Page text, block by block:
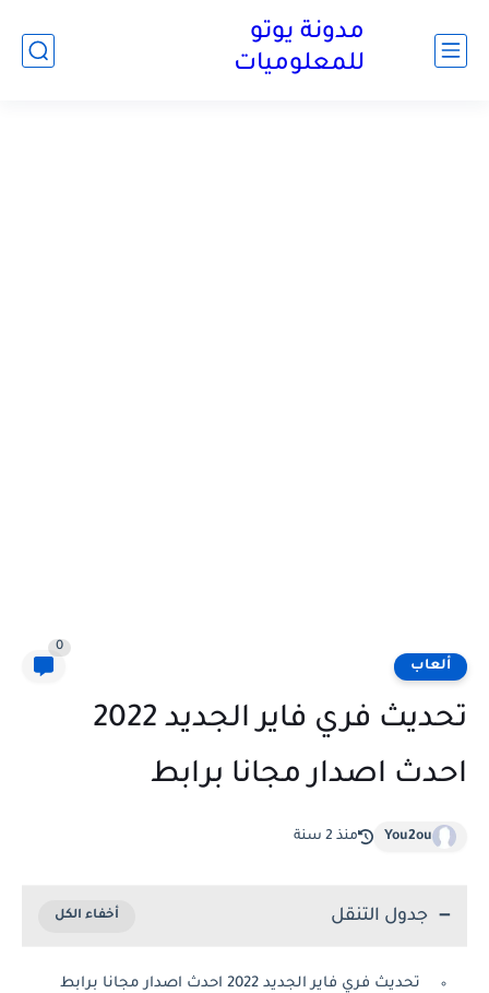
مدونة يوتو
للمعلوميات
ألعاب
0
تحديث فري فاير الجديد 2022
احدث اصدار مجانا برابط
You2ou منذ 2 سنة
جدول التنقل
تحديث فري فاير الجديد 2022 احدث اصدار مجانا برابط